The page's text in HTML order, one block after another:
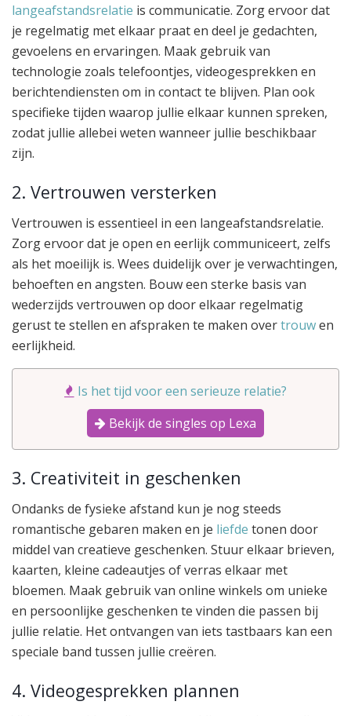
langeafstandsrelatie is communicatie. Zorg ervoor dat
je regelmatig met elkaar praat en deel je gedachten,
gevoelens en ervaringen. Maak gebruik van
technologie zoals telefoontjes, videogesprekken en
berichtendiensten om in contact te blijven. Plan ook
specifieke tijden waarop jullie elkaar kunnen spreken,
zodat jullie allebei weten wanneer jullie beschikbaar
zijn.
2. Vertrouwen versterken
Vertrouwen is essentieel in een langeafstandsrelatie.
Zorg ervoor dat je open en eerlijk communiceert, zelfs
als het moeilijk is. Wees duidelijk over je verwachtingen,
behoeften en angsten. Bouw een sterke basis van
wederzijds vertrouwen op door elkaar regelmatig
gerust te stellen en afspraken te maken overtrouwen
eerlijkheid.
Is het tijd voor een serieuze relatie?
Bekijk de singles op Lexa
3. Creativiteit in geschenken
Ondanks de fysieke afstand kun je nog steeds
romantische gebaren maken en je liefde tonen door
middel van creatieve geschenken. Stuur elkaar brieven,
kaarten, kleine cadeautjes of verras elkaar met
bloemen. Maak gebruik van online winkels om unieke
en persoonlijke geschenken te vinden die passen bij
jullie relatie. Het ontvangen van iets tastbaars kan een
speciale band tussen jullie creëren.
4. Videogesprekken plannen